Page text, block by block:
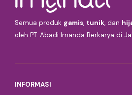
Semua produk gamis, tunik, dan
oleh PT. Abadi Irnanda Berkarya di
INFORMASI